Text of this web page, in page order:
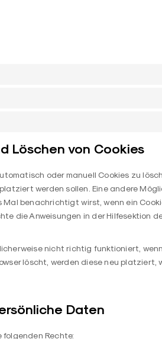
Löschen von Cookies
oder manuell Cookies zu
werden sollen. Eine andere
benachrichtigt wirst, wenn ein
die Anweisungen in der Hilfesektion
nicht richtig funktioniert,
löscht, werden diese neu platziert,
Daten
Rechte: